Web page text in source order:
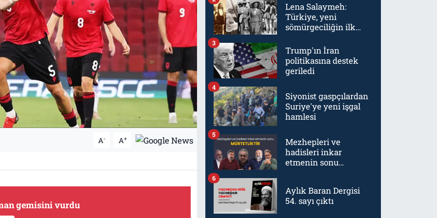
A- A+
gemisini vurdu
Lena Salaymeh:
Türkiye, yeni
sömürgeciliğin ilk
Trump'ın İran
politikasına destek
geriledi
3
Siyonist gaspçılardan
Suriye'ye yeni işgal
hamlesi
4
Mezhepleri ve
hadisleri inkar
etmenin sonu
5
Aylık Baran Dergisi
54. sayı çıktı
6